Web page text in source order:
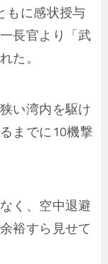
もに感状授与
長官より「武
た。
い湾内を駆け
までに10機撃
く、空中退避
裕すら見せて